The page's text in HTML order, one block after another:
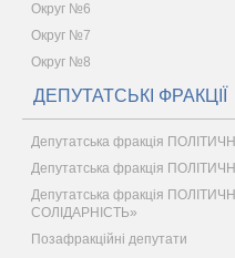
Округ №6
Округ №7
Округ №8
ДЕПУТАТСЬКІ ФРАКЦІЇ
Депутатська фракція
Депутатська фракція
Депутатська фракція
СОЛІДАРНІСТЬ»
Позафракційні депутати